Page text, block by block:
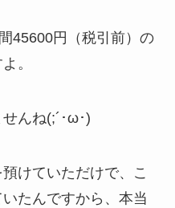
45600円（税引前）の
。
んね(;´･ω･)
けていただけで、こ
たんですから、本当